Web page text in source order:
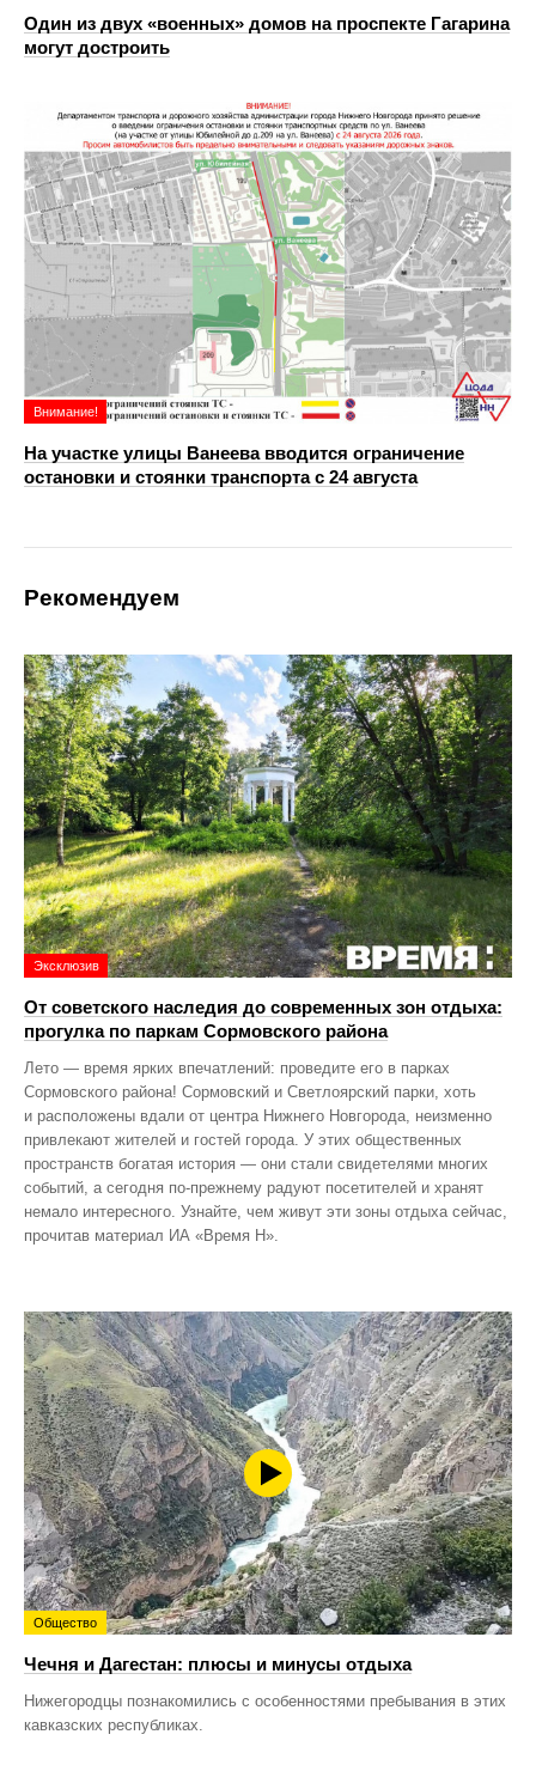
Один из двух «военных» домов на проспекте Гагарина
могут достроить
Внимание!
На участке улицы Ванеева вводится ограничение
остановки и стоянки транспорта с 24 августа
Рекомендуем
Эксклюзив
От советского наследия до современных зон отдыха:
прогулка по паркам Сормовского района
Лето — время ярких впечатлений: проведите его в парках
Сормовского района! Сормовский и Светлоярский парки, хоть
и расположены вдали от центра Нижнего Новгорода, неизменно
привлекают жителей и гостей города. У этих общественных
пространств богатая история — они стали свидетелями многих
событий, а сегодня по‑прежнему радуют посетителей и хранят
немало интересного. Узнайте, чем живут эти зоны отдыха сейчас,
прочитав материал ИА «Время Н».
Общество
Чечня и Дагестан: плюсы и минусы отдыха
Нижегородцы познакомились с особенностями пребывания в этих
кавказских республиках.